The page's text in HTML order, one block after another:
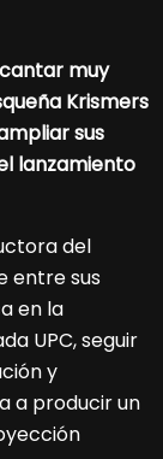
muy
Krismers
sus
lanzamiento
del
entre sus
en la
UPC, seguir
y
a producir un